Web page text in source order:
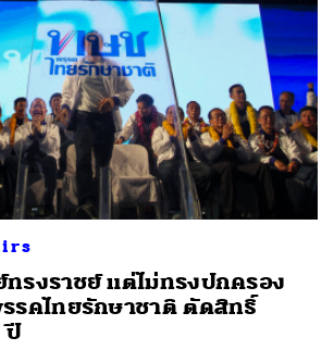
รงราชย์ แต่ไม่ทรงปกครอง
รคไทยรักษาชาติ ตัดสิทธิ์
ปี